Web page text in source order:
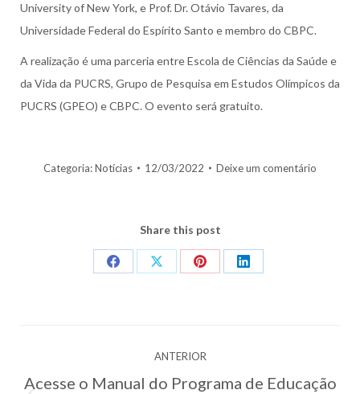
University of New York, e Prof. Dr. Otávio Tavares, da
Universidade Federal do Espírito Santo e membro do CBPC.
A realização é uma parceria entre Escola de Ciências da Saúde e
da Vida da PUCRS, Grupo de Pesquisa em Estudos Olímpicos da
PUCRS (GPEO) e CBPC. O evento será gratuito.
Categoria:Notícias 12/03/2022 Deixe um comentário
Share this post
Share
Share
Share
Share
de
ANTERIOR
Acesse o Manual do Programa de Educação